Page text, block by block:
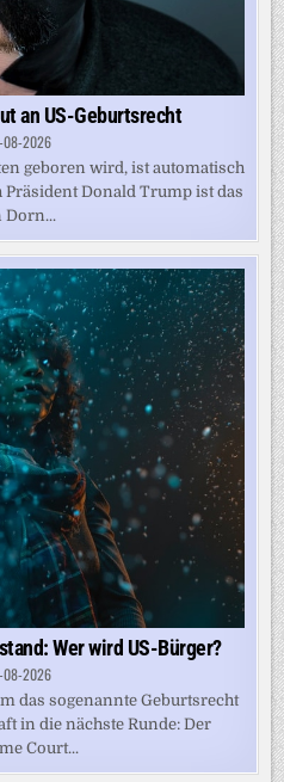
an US-Geburtsrecht
08-2026
geboren wird, ist automatisch
Präsident Donald Trump ist das
Dorn...
Wer wird US-Bürger?
08-2026
das sogenannte Geburtsrecht
in die nächste Runde: Der
Court...